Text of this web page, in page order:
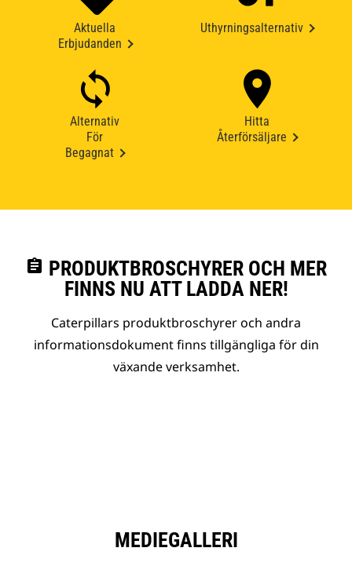
Aktuella
Erbjudanden
Uthyrningsalternativ
Alternativ
För
Begagnat
Hitta
Återförsäljare
assignment PRODUKTBROSCHYRER OCH MER
FINNS NU ATT LADDA NER!
Caterpillars produktbroschyrer och andra
informationsdokument finns tillgängliga för din
växande verksamhet.
MEDIEGALLERI